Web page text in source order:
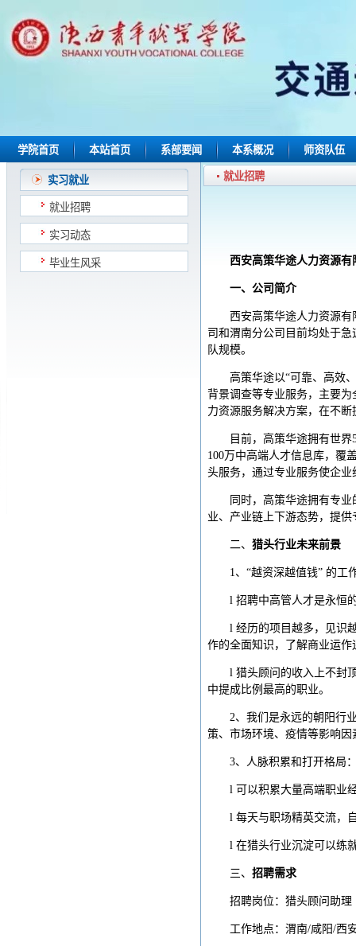
学院首页 本站首页 系部要闻 本系概况 师资队伍
实习就业
就业招聘
实习动态
毕业生风采
就业招聘
西安高策华途人力资源有
一、公司简介
西安高策华途人力资源有
司和渭南分公司目前均处于
队规模。
高策华途以“可靠、高效
背景调查等专业服务，主要
力资源服务解决方案，在不断
目前，高策华途拥有世
100万中高端人才信息库，覆
头服务，通过专业服务使企
同时，高策华途拥有专
业、产业链上下游态势，提
二、 猎头行业未来前景
1、“越资深越值钱” 的工
l 招聘中高管人才是永恒
l 经历的项目越多，见识
作的全面知识，了解商业运作
l 猎头顾问的收入上不封
中提成比例最高的职业。
2、我们是永远的朝阳行
策、市场环境、疫情等影响
3、人脉积累和打开格局
l 可以积累大量高端职业
l 每天与职场精英交流，
l 在猎头行业沉淀可以练
三、 招聘需求
招聘岗位：猎头顾问助理
工作地点：渭南/咸阳/西